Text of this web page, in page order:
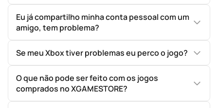
Eu já compartilho minha conta pessoal com um
amigo, tem problema?
Se meu Xbox tiver problemas eu perco o jogo?
O que não pode ser feito com os jogos
comprados no XGAMESTORE?